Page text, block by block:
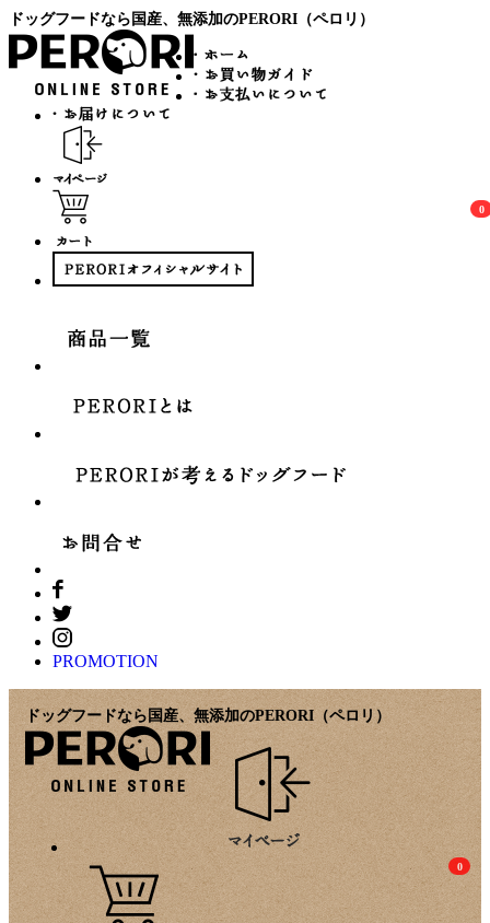
ドッグフードなら国産、無添加のPERORI（ペロリ）
0
PROMOTION
ドッグフードなら国産、無添加のPERORI（ペロリ）
0